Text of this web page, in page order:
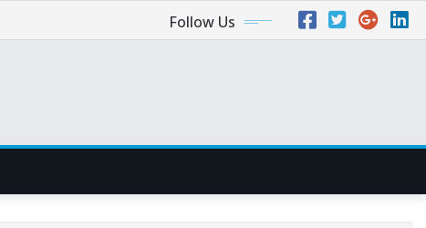
Follow Us